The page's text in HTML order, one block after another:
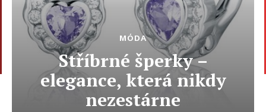
MÓDA
Stříbrné šperky –
elegance, která nikdy
nezestárne